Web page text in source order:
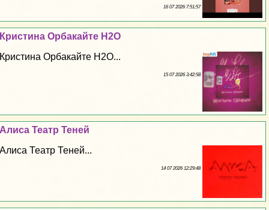
16 07 2026 7:51:57
Кристина Орбакайте H2O
Кристина Орбакайте H2O...
15 07 2026 3:42:58
Алиса Театр Теней
Алиса Театр Теней...
14 07 2026 12:29:48